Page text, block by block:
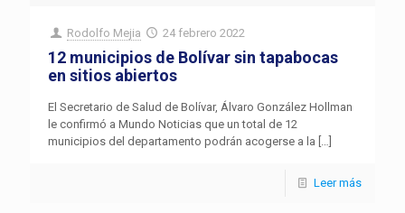
Rodolfo Mejia 24 febrero 2022
12 municipios de Bolívar sin tapabocas
en sitios abiertos
El Secretario de Salud de Bolívar, Álvaro González Hollman
le confirmó a Mundo Noticias que un total de 12
municipios del departamento podrán acogerse a la […]
Leer más